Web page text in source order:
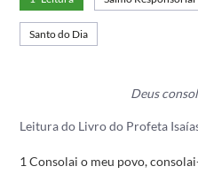
Santo do Dia
Deus
Leitura do Livro do Profeta
1 Consolai o meu povo,